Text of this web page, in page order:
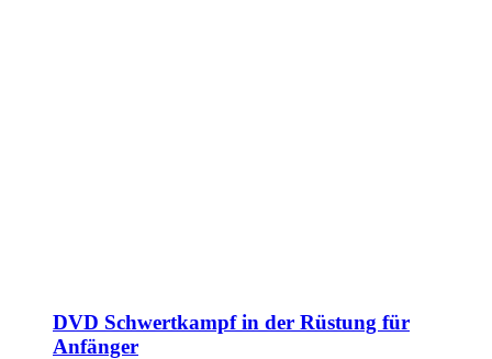
DVD Schwertkampf in der Rüstung für
Anfänger